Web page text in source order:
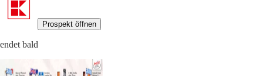
Prospekt öffnen
endet bald